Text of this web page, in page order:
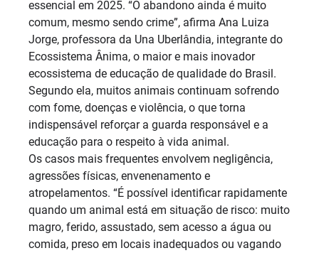
essencial em 2025. “O abandono ainda é muito
comum, mesmo sendo crime”, afirma Ana Luiza
Jorge, professora da Una Uberlândia, integrante do
Ecossistema Ânima, o maior e mais inovador
ecossistema de educação de qualidade do Brasil.
Segundo ela, muitos animais continuam sofrendo
com fome, doenças e violência, o que torna
indispensável reforçar a guarda responsável e a
educação para o respeito à vida animal.
Os casos mais frequentes envolvem negligência,
agressões físicas, envenenamento e
atropelamentos. “É possível identificar rapidamente
quando um animal está em situação de risco: muito
magro, ferido, assustado, sem acesso a água ou
comida, preso em locais inadequados ou vagando